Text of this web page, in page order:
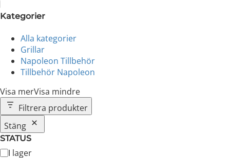
Kategorier
Alla kategorier
Grillar
Napoleon Tillbehör
Tillbehör Napoleon
Visa merVisa mindre
Filtrera produkter
Stäng
STATUS
Tillgänglighet
I lager